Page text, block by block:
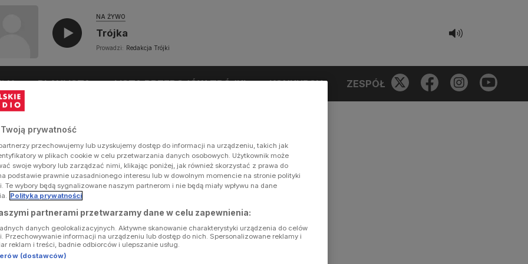
NA ŻYWO
Trójka
Prowadzi: Redakcja Trójki
PLAYLISTA LISTA PRZEBOJÓW TRÓJKI KONKURSY ZESPÓŁ
Twoją prywatność
przechowujemy lub uzyskujemy dostęp do informacji na urządzeniu, takich jak
w plikach cookie w celu przetwarzania danych osobowych. Użytkownik może
swoje wybory lub zarządzać nimi, klikając poniżej, jak również skorzystać z prawa do
podstawie prawnie uzasadnionego interesu lub w dowolnym momencie na stronie polityki
Te wybory będą sygnalizowane naszym partnerom i nie będą miały wpływu na dane
Polityka prywatności
partnerami przetwarzamy dane w celu zapewnienia:
danych geolokalizacyjnych. Aktywne skanowanie charakterystyki urządzenia do celów
Przechowywanie informacji na urządzeniu lub dostęp do nich. Spersonalizowane reklamy i
reklam i treści, badnie odbiorców i ulepszanie usług.
(dostawców)